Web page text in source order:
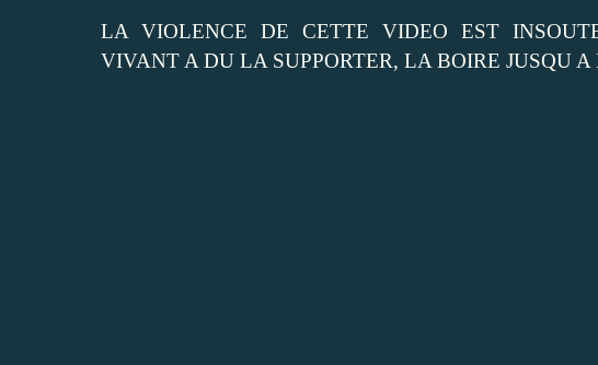
LA VIOLENCE DE CETTE VIDEO EST
VIVANT A DU LA SUPPORTER, LA BOIRE JUSQU